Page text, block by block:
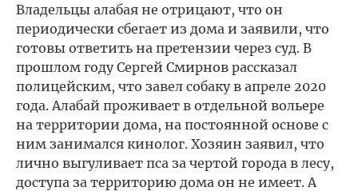
Владельцы алабая не отрицают, что он
периодически сбегает из дома и заявили, что
готовы ответить на претензии через суд. В
прошлом году Сергей Смирнов рассказал
полицейским, что завел собаку в апреле 2020
года. Алабай проживает в отдельной вольере
на территории дома, на постоянной основе с
ним занимался кинолог. Хозяин заявил, что
лично выгуливает пса за чертой города в лесу,
доступа за территорию дома он не имеет. А